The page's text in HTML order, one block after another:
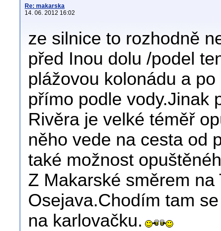
Re: makarska
14. 06. 2012 16:02
ze silnice to rozhodně
před Inou dolu /podel
plážovou kolonádu a
přímo podle vody.Jinak
Rivěra je velké téměř
něho vede na cesta od
také možnost
Z Makarské směrem
Osejava.Chodím tam
na karlovačku.